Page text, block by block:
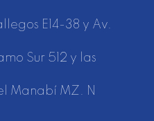
E14-38 y Av.
Sur 512 y las
Manabí MZ. N